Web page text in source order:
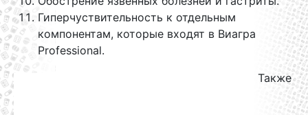
Гиперчуствительность к отдельным
компонентам, которые входят в Виагра
Professional.
Также